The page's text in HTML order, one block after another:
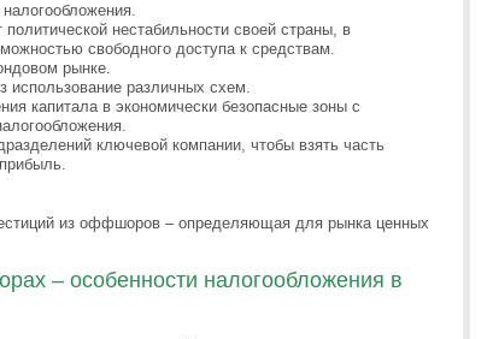
нестабильности своей страны, в
свободного доступа к средствам.
рынке.
использование различных схем.
капитала в экономически безопасные зоны с
ключевой компании, чтобы взять часть
из оффшоров – определяющая для рынка ценных
– особенности налогообложения в